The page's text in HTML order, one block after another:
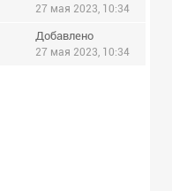
27 мая 2023, 10:34
Добавлено
27 мая 2023, 10:34